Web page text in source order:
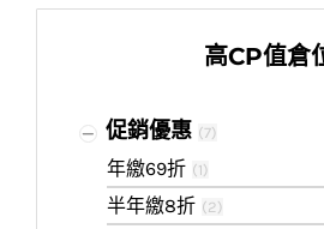
高CP值倉
促銷優惠 (7)
年繳69折 (1)
半年繳8折 (2)